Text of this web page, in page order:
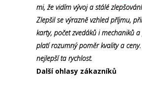
mi, že vidím vývoj a stálé
Zlepšil se výrazně vzhled příjmu,
karty, počet zvedáků i mechaniků
platí rozumný poměr kvality a
nejlepší ta rychlost.
Další ohlasy zákazníků